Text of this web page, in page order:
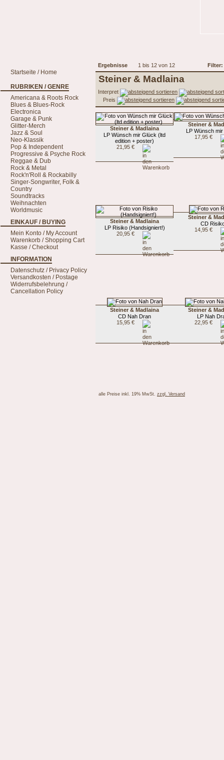
Ergebnisse 1 bis 12 von 12 Filter:
Startseite / Home
RUBRIKEN / GENRE
Americana & Roots Rock
Blues & Blues-Rock
Electronica
Garage & Punk
Glitter-Merch
Jazz & Soul
Neo-Klassik
Pop & Independent
Progressive & Psyche Rock
Reggae & Dub
Rock & Metal
Rock'n'Roll & Rockabilly
Singer-Songwriter, Folk &
Country
Soundtracks
Weihnachten
Worldmusic
EINKAUF / BUYING
Mein Konto / My Account
Warenkorb / Shopping Cart
Kasse / Checkout
INFORMATION
Datenschutz / Privacy Policy
Versandkosten / Postage
Widerrufsbelehrung /
Cancellation Policy
Steiner & Madlaina
Interpret
Preis
Steiner & Madlaina
LP Wünsch mir Glück (ltd
edition + poster)
21,95 €
Steiner &
LP Wünsch
17,95 €
Steiner & Madlaina
LP Risiko (Handsigniert!)
20,95 €
Steiner &
CD
14,95 €
Steiner & Madlaina
CD Nah Dran
15,95 €
Steiner &
LP Nah
22,95 €
alle Preise inkl. 19% MwSt. zzgl. Versand